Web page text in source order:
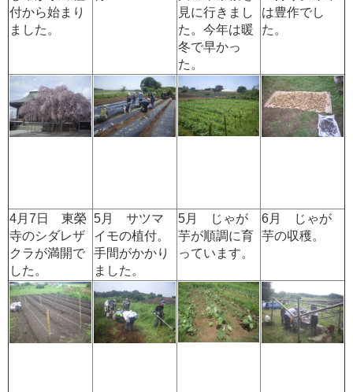
付から始まり
ました。
見に行きまし
た。今年は暖
冬で早かっ
た。
は豊作でし
た。
4月7日 東榮
寺のシダレザ
クラが満開で
した。
5月 サツマ
イモの植付。
手間がかかり
ました。
5月 じゃが
芋が順調に育
っています。
6月 じゃが
芋の収穫。